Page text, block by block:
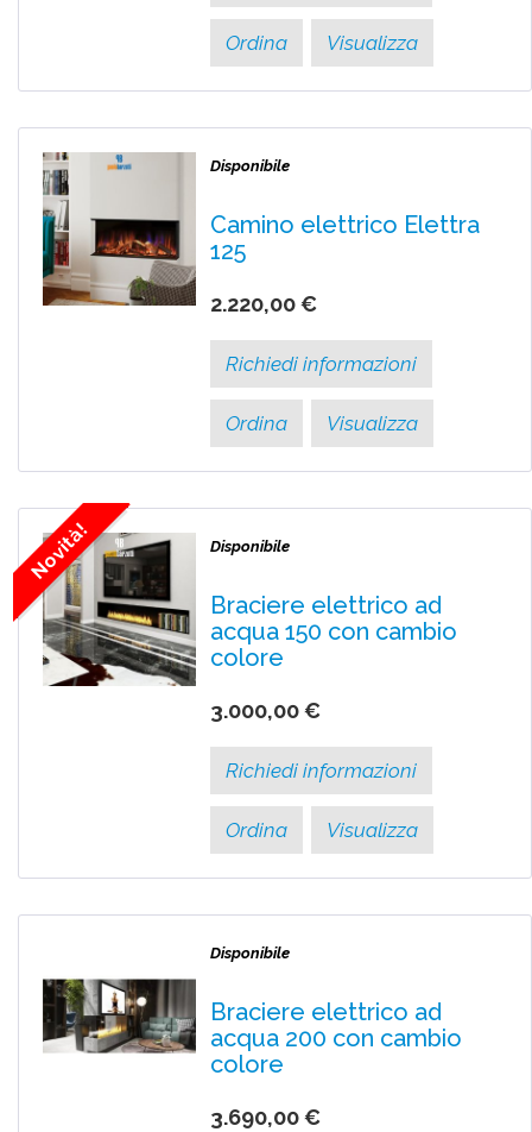
Ordina Visualizza
Disponibile
Camino elettrico Elettra
125
2.220,00 €
Richiedi informazioni
Ordina Visualizza
Novità! Disponibile
Braciere elettrico ad
acqua 150 con cambio
colore
3.000,00 €
Richiedi informazioni
Ordina Visualizza
Disponibile
Braciere elettrico ad
acqua 200 con cambio
colore
3.690,00 €